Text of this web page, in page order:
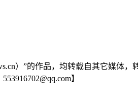
）”的作品，均转载自其它媒体
】